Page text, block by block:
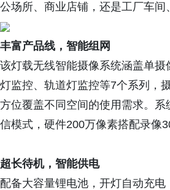
公场所、商业店铺，还是工厂车
丰富产品线， 智能组网
该灯载无线智能摄像系统涵盖单
灯监控、轨道灯监控等7个系列，
方位覆盖不同空间的使用需求。
信模式，硬件200万像素搭配录像
超长待机，智能供电
配备大容量锂电池，开灯自动充